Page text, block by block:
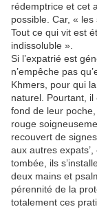
rédemptrice et cet
possible. Car, «
Tout ce qui vit est
indissoluble ».
Si l’expatrié est
n’empêche pas
Khmers, pour qui
naturel. Pourtant,
fond de leur
rouge
recouvert de
aux autres
tombée, ils
deux mains et
pérennité de la
totalement ces